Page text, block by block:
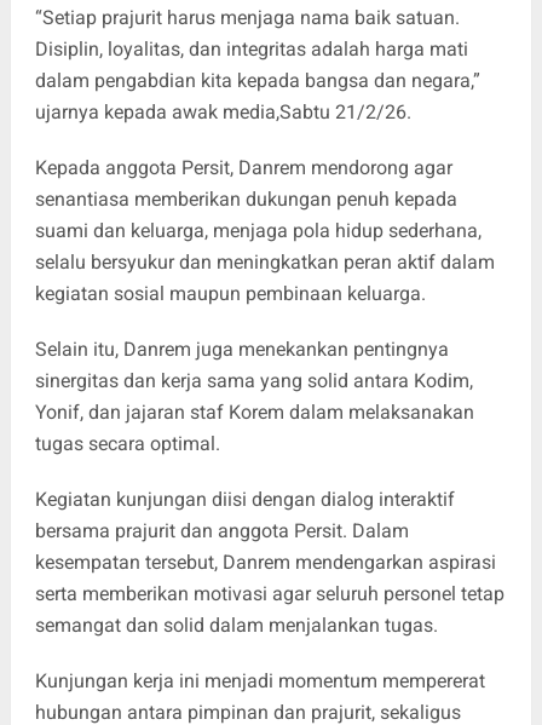
“Setiap prajurit harus menjaga nama baik satuan.
Disiplin, loyalitas, dan integritas adalah harga mati
dalam pengabdian kita kepada bangsa dan negara,”
ujarnya kepada awak media,Sabtu 21/2/26.
Kepada anggota Persit, Danrem mendorong agar
senantiasa memberikan dukungan penuh kepada
suami dan keluarga, menjaga pola hidup sederhana,
selalu bersyukur dan meningkatkan peran aktif dalam
kegiatan sosial maupun pembinaan keluarga.
Selain itu, Danrem juga menekankan pentingnya
sinergitas dan kerja sama yang solid antara Kodim,
Yonif, dan jajaran staf Korem dalam melaksanakan
tugas secara optimal.
Kegiatan kunjungan diisi dengan dialog interaktif
bersama prajurit dan anggota Persit. Dalam
kesempatan tersebut, Danrem mendengarkan aspirasi
serta memberikan motivasi agar seluruh personel tetap
semangat dan solid dalam menjalankan tugas.
Kunjungan kerja ini menjadi momentum mempererat
hubungan antara pimpinan dan prajurit, sekaligus